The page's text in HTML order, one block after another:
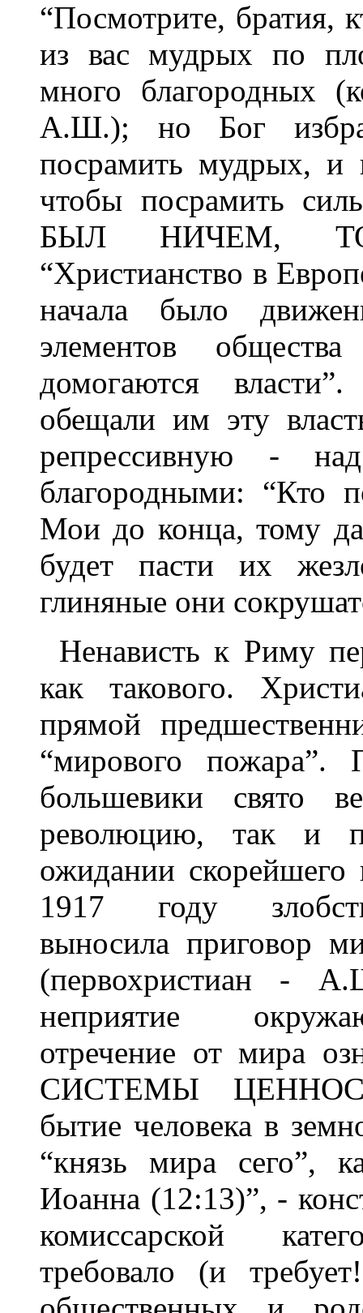
“Посмотрите, братия,
из вас мудрых по
много благородных
А.Ш.); но Бог
посрамить мудрых, и
чтобы посрамить
БЫЛ НИЧЕМ,
“Христианство в
начала было
элементов
домогаются
обещали им эту
репрессивную -
благородными: “Кто
Мои до конца, тому
будет пасти их
глиняные они
Ненависть к Риму
как такового.
прямой
“мирового пожара”.
большевики свято
революцию, так и
ожидании
1917 году
выносила приговор
(первохристиан -
неприятие
отречение от мира
СИСТЕМЫ
бытие человека в
“князь мира сего”,
Иоанна (12:13)”, -
комиссарской
требовало (и